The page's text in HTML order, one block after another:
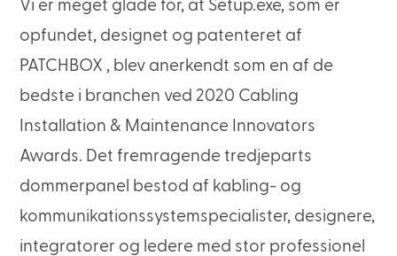
Vi er meget glade for, at Setup.exe, som er
opfundet, designet og patenteret af
PATCHBOX , blev anerkendt som en af de
bedste i branchen ved 2020 Cabling
Installation & Maintenance Innovators
Awards. Det fremragende tredjeparts
dommerpanel bestod af kabling- og
kommunikationssystemspecialister, designere,
integratorer og ledere med stor professionel